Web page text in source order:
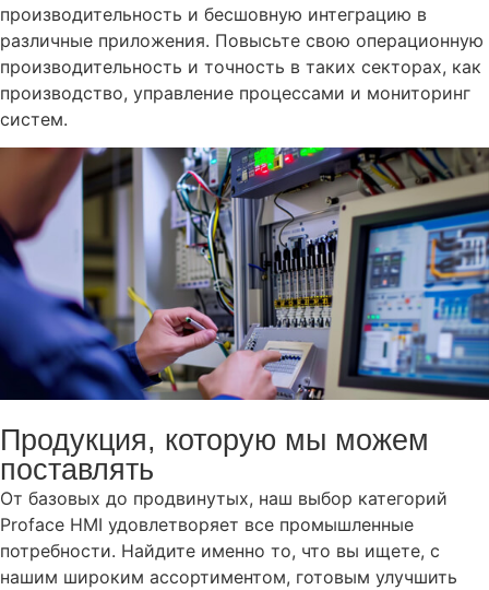
производительность и бесшовную интеграцию в
различные приложения. Повысьте свою операционную
производительность и точность в таких секторах, как
производство, управление процессами и мониторинг
систем.
Продукция, которую мы можем
поставлять
От базовых до продвинутых, наш выбор категорий
Proface HMI удовлетворяет все промышленные
потребности. Найдите именно то, что вы ищете, с
нашим широким ассортиментом, готовым улучшить